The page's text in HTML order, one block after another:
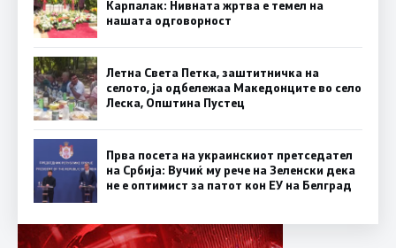
Карпалак: Нивната жртва е темел на
нашата одговорност
Летна Света Петка, заштитничка на
селото, ја одбележаа Македонците во село
Леска, Општина Пустец
Прва посета на украинскиот претседател
на Србија: Вучиќ му рече на Зеленски дека
не е оптимист за патот кон ЕУ на Белград